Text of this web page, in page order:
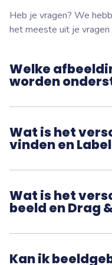
Heb je vragen? We
het meeste uit je vragen
Welke
worden
Portretoriëntatie wordt
vragen.
Wat is het
vinden en
de afbeelding, jij
label voor genummerde
kiezen, wat actieve
Wat is het
beeld en Drag
elke gemarkeerde
Kan ik